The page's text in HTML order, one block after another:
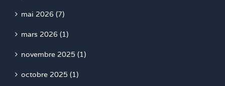
mai 2026 (7)
mars 2026 (1)
novembre 2025 (1)
octobre 2025 (1)